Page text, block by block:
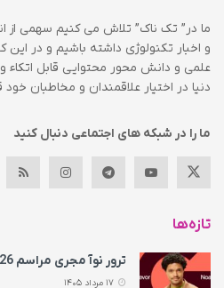
ما در” تک ناک” تلاش می کنیم سهمی از
و اخبار تکنولوژی داشته باشیم و در
علمی و دانش محور محتوایی قابل اتکاء و
دنیا در اختیار علاقمندان و مخاطبان خود
ما را در شبکه های اجتماعی دنبال کنید
تازه‌ها
ترور نوآ مجری مراسم Made by Google 2026 شد